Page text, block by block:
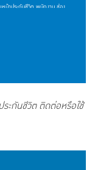
น้าประกันชีวิต พนักงาน ช่อง
ยบายคุ้มครองข้อมูลส่วนบุคคล
ะกันชีวิต ติดต่อหรือใช้